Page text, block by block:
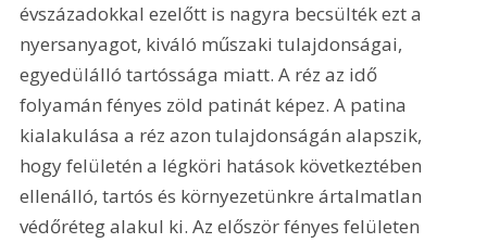
évszázadokkal ezelőtt is nagyra becsülték ezt a
nyersanyagot, kiváló műszaki tulajdonságai,
egyedülálló tartóssága miatt. A réz az idő
folyamán fényes zöld patinát képez. A patina
kialakulása a réz azon tulajdonságán alapszik,
hogy felületén a légköri hatások következtében
ellenálló, tartós és környezetünkre ártalmatlan
védőréteg alakul ki. Az először fényes felületen